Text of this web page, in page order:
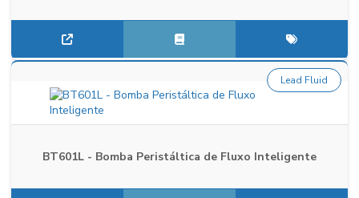
BT601L - Bomba Peristáltica de Fluxo Inteligente
Lead Fluid